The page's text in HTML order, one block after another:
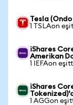
Tesla
1 TSLAon
iShares
Amerikan
1 IEFAon
iShares
1 AGGon